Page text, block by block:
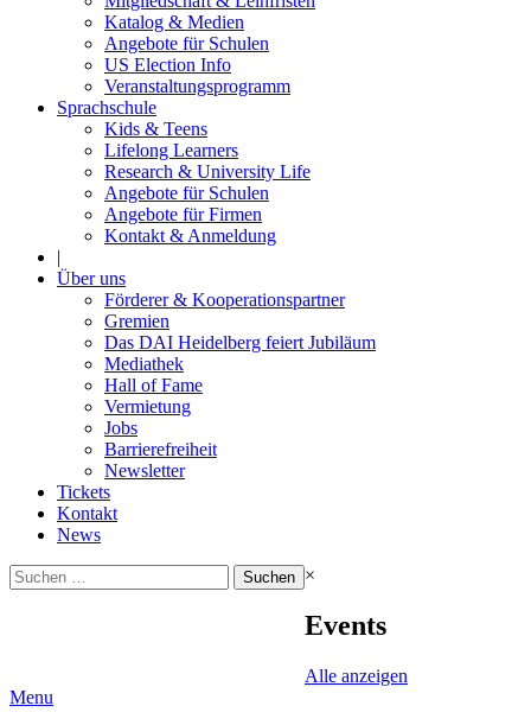
Katalog & Medien
Angebote für Schulen
US Election Info
Veranstaltungsprogramm
Sprachschule
Kids & Teens
Lifelong Learners
Research & University Life
Angebote für Schulen
Angebote für Firmen
Kontakt & Anmeldung
|
Über uns
Förderer & Kooperationspartner
Gremien
Das DAI Heidelberg feiert Jubiläum
Mediathek
Hall of Fame
Vermietung
Jobs
Barrierefreiheit
Newsletter
Tickets
Kontakt
News
Suchen
nach:
×
Events
Alle anzeigen
Menu